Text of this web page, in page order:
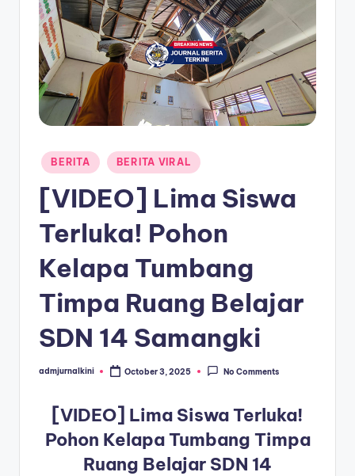
B
ri
Posted
in
BERITA BERITA VIRAL
[VIDEO] Lima Siswa
Terluka! Pohon
Kelapa Tumbang
Timpa Ruang Belajar
SDN 14 Samangki
Posted
admjurnalkini October 3, 2025 No Comments
[VIDEO] Lima Siswa Terluka!
Pohon Kelapa Tumbang Timpa
Ruang Belajar SDN 14